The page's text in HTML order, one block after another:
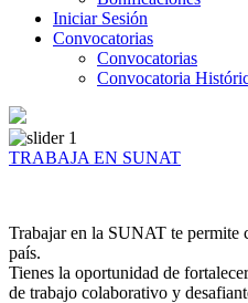
Iniciar Sesión
Convocatorias
Convocatorias
Convocatoria
TRABAJA EN SUNAT
Trabajar en la SUNAT te permite
país.
Tienes la oportunidad de
de trabajo colaborativo y